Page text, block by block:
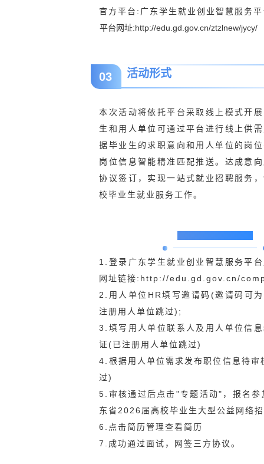
官方平台:广东学生就业创业智慧服务
平台网址:http://edu.gd.gov.cn/ztzlnew/jycy/
03 活动形式
本次活动将依托平台采取线上模式开
生和用人单位可通过平台进行线上供
据毕业生的求职意向和用人单位的岗
岗位信息智能精准匹配推送。达成意
协议签订，实现一站式就业招聘服务
校毕业生就业服务工作。
1.登录广东学生就业创业智慧服务平
网址链接:http://edu.gd.gov.cn/
2.用人单位HR填写邀请码(邀请码可
注册用人单位跳过);
3.填写用人单位联系人及用人单位信
证(已注册用人单位跳过)
4.根据用人单位需求发布职位信息待审
过)
5.审核通过后点击"专题活动"，报名参
东省2026届高校毕业生大型公益网络
6.点击简历管理查看简历
7.成功通过面试，网签三方协议。